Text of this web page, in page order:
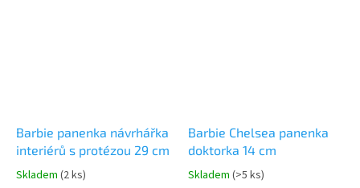
Barbie panenka návrhářka
interiérů s protézou 29 cm
Průměrné
Skladem (2 ks)
Barbie Chelsea panenka
doktorka 14 cm
Průměrné
Skladem (>5 ks)